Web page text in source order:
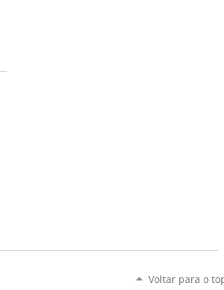
Voltar para o